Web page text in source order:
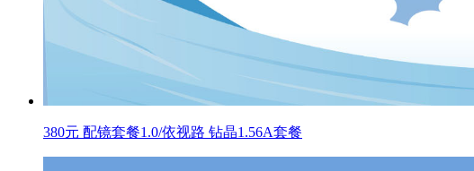
380元 配镜套餐1.0/依视路 钻晶1.56A套餐